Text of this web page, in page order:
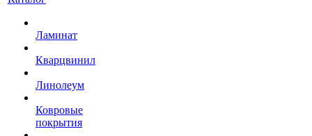
Ламинат
Кварцвинил
Линолеум
Ковровые
покрытия